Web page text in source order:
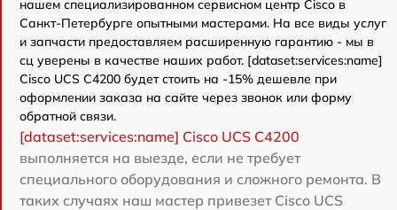
нашем специализированном сервисном центр Cisco в
Санкт-Петербурге опытными мастерами. На все виды услуг
и запчасти предоставляем расширенную гарантию - мы в
сц уверены в качестве наших работ. [dataset:services:name]
Cisco UCS C4200 будет стоить на -15% дешевле при
оформлении заказа на сайте через звонок или форму
обратной связи.
[dataset:services:name] Cisco UCS C4200
выполняется на выезде, если не требует
специального оборудования и сложного ремонта. В
таких случаях наш мастер привезет Cisco UCS